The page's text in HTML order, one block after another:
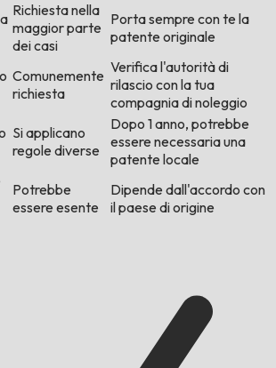
Richiesta nella
maggior parte
dei casi
Porta sempre con te la
patente originale
Comunemente
richiesta
Verifica l'autorità di
rilascio con la tua
compagnia di noleggio
Si applicano
regole diverse
Dopo 1 anno, potrebbe
essere necessaria una
patente locale
Potrebbe
essere esente
Dipende dall'accordo con
il paese di origine